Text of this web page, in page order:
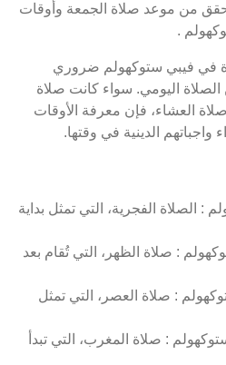
من موعد صلاة الجمعة وأوقات
.
في فيبي ستوكهولم ضروري
اليومي. سواء كانت صلاة
العشاء، فإن معرفة الأوقات
واجباتهم الدينية في وقتها.
: الصلاة الفجرية، التي تمثل بداية
: صلاة الظهر، التي تُقام بعد
: صلاة العصر، التي تمثل
: صلاة المغرب، التي تبدأ